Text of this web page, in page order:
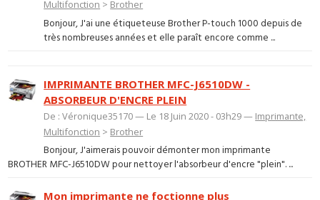
Multifonction > Brother
Bonjour, J'ai une étiqueteuse Brother P-touch 1000 depuis de
très nombreuses années et elle paraît encore comme ...
IMPRIMANTE BROTHER MFC-J6510DW -
ABSORBEUR D'ENCRE PLEIN
De : Véronique35170 — Le 18 Juin 2020 - 03h29 — Imprimante,
Multifonction > Brother
Bonjour, J'aimerais pouvoir démonter mon imprimante
BROTHER MFC-J6510DW pour nettoyer l'absorbeur d'encre "plein". ...
Mon imprimante ne foctionne plus